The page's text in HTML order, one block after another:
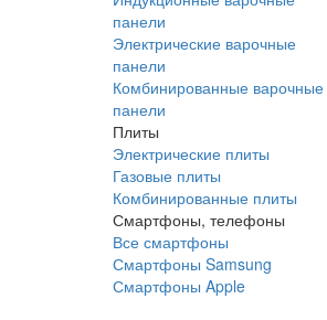
панели
Электрические варочные
панели
Комбинированные варочные
панели
Плиты
Электрические плиты
Газовые плиты
Комбинированные плиты
Смартфоны, телефоны
Все смартфоны
Смартфоны Samsung
Смартфоны Apple